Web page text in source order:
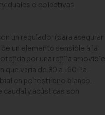
o colectivas.
un regulador (para asegurar
un elemento sensible a la
por una rejilla amovible
que varia de 80 a 160 Pa.
en poliestireno blanco.
y acústicas son